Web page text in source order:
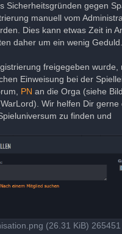
Sicherheitsgründen gegen
manuell vom
Dies kann etwas Zeit in
daher um ein wenig Geduld.
freigegeben wurde,
Einweisung bei der
PN an die Orga (siehe
Wir helfen Dir gerne
zu finden und
(26.31 KiB) 265451